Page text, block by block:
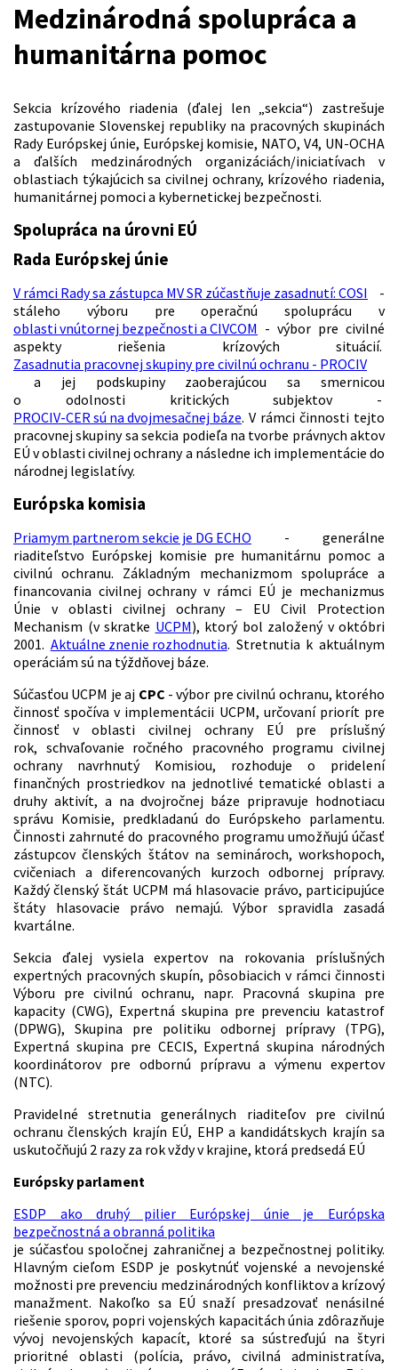
Medzinárodná spolupráca a
humanitárna pomoc
Sekcia krízového riadenia (ďalej len „sekcia“) zastrešuje
zastupovanie Slovenskej republiky na pracovných skupinách
Rady Európskej únie, Európskej komisie, NATO, V4, UN-OCHA
a ďalších medzinárodných organizáciách/iniciatívach v
oblastiach týkajúcich sa civilnej ochrany, krízového riadenia,
humanitárnej pomoci a kybernetickej bezpečnosti.
Spolupráca na úrovni EÚ
Rada Európskej únie
V rámci Rady sa zástupca MV SR zúčastňuje zasadnutí: COSI -
stáleho výboru pre operačnú spoluprácu v
oblasti vnútornej bezpečnosti a CIVCOM - výbor pre civilné
aspekty riešenia krízových situácií.
Zasadnutia pracovnej skupiny pre civilnú ochranu - PROCIV
a jej podskupiny zaoberajúcou sa smernicou
o odolnosti kritických subjektov -
PROCIV-CER sú na dvojmesačnej báze. V rámci činnosti tejto
pracovnej skupiny sa sekcia podieľa na tvorbe právnych aktov
EÚ v oblasti civilnej ochrany a následne ich implementácie do
národnej legislatívy.
Európska komisia
Priamym partnerom sekcie je DG ECHO - generálne
riaditeľstvo Európskej komisie pre humanitárnu pomoc a
civilnú ochranu. Základným mechanizmom spolupráce a
financovania civilnej ochrany v rámci EÚ je mechanizmus
Únie v oblasti civilnej ochrany – EU Civil Protection
Mechanism (v skratke UCPM), ktorý bol založený v októbri
2001. Aktuálne znenie rozhodnutia. Stretnutia k aktuálnym
operáciám sú na týždňovej báze.
Súčasťou UCPM je aj CPC - výbor pre civilnú ochranu, ktorého
činnosť spočíva v implementácii UCPM, určovaní priorít pre
činnosť v oblasti civilnej ochrany EÚ pre príslušný
rok, schvaľovanie ročného pracovného programu civilnej
ochrany navrhnutý Komisiou, rozhoduje o pridelení
finančných prostriedkov na jednotlivé tematické oblasti a
druhy aktivít, a na dvojročnej báze pripravuje hodnotiacu
správu Komisie, predkladanú do Európskeho parlamentu.
Činnosti zahrnuté do pracovného programu umožňujú účasť
zástupcov členských štátov na seminároch, workshopoch,
cvičeniach a diferencovaných kurzoch odbornej prípravy.
Každý členský štát UCPM má hlasovacie právo, participujúce
štáty hlasovacie právo nemajú. Výbor spravidla zasadá
kvartálne.
Sekcia ďalej vysiela expertov na rokovania príslušných
expertných pracovných skupín, pôsobiacich v rámci činnosti
Výboru pre civilnú ochranu, napr. Pracovná skupina pre
kapacity (CWG), Expertná skupina pre prevenciu katastrof
(DPWG), Skupina pre politiku odbornej prípravy (TPG),
Expertná skupina pre CECIS, Expertná skupina národných
koordinátorov pre odbornú prípravu a výmenu expertov
(NTC).
Pravidelné stretnutia generálnych riaditeľov pre civilnú
ochranu členských krajín EÚ, EHP a kandidátskych krajín sa
uskutočňujú 2 razy za rok vždy v krajine, ktorá predsedá EÚ
Európsky parlament
ESDP ako druhý pilier Európskej únie je Európska
bezpečnostná a obranná politika
je súčasťou spoločnej zahraničnej a bezpečnostnej politiky.
Hlavným cieľom ESDP je poskytnúť vojenské a nevojenské
možnosti pre prevenciu medzinárodných konfliktov a krízový
manažment. Nakoľko sa EÚ snaží presadzovať nenásilné
riešenie sporov, popri vojenských kapacitách únia zdôrazňuje
vývoj nevojenských kapacít, ktoré sa sústreďujú na štyri
prioritné oblasti (polícia, právo, civilná administratíva,